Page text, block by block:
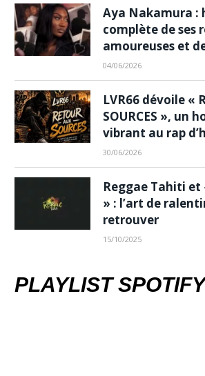
Aya Nakamura :
complète de ses
amoureuses et
04/06/2026
LVR66 dévoile «
SOURCES », un
vibrant au rap
30/06/2026
Reggae Tahiti et
» : l’art de
retrouver
15/10/2025
PLAYLIST